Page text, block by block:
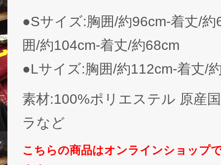
●Sサイズ:胸囲/約96cm-着丈/
囲/約104cm-着丈/約68cm
●Lサイズ:胸囲/約112cm-着丈/
素材:100%ポリエステル 原産
ラなど
こちらの商品はオンラインショップ